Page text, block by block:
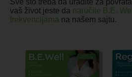
vaš život jeste da naručite B.E.
frekvencijama na našem sajtu.